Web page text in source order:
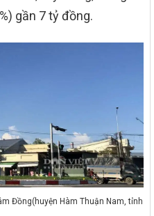
gần 7 tỷ đồng.
Đồng(huyện Hàm Thuận Nam, tỉnh